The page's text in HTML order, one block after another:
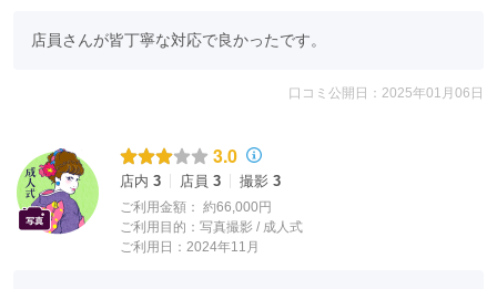
店員さんが皆丁寧な対応で良かったです。
口コミ公開日：2025年01月06日
3.0
店内 3 店員 3 撮影 3
ご利用金額： 約66,000円
ご利用目的： 写真撮影 / 成人式
ご利用日：2024年11月